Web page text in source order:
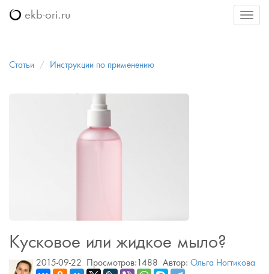
Меню
ekb-ori.ru
Статьи Инструкции по применению
Кусковое или жидкое мыло?
2015-09-22 Просмотров:1488 Автор: Ольга Ногтикова